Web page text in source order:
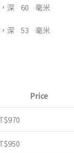
深 60 毫米
深 53 毫米
Price
970
950